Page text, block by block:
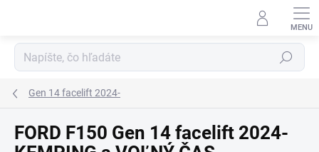
Hľadať
Gen 14 facelift 2024-
FORD F150 Gen 14 facelift 2024-